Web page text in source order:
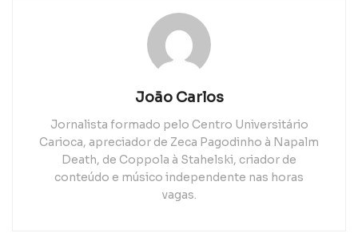
João Carlos
Jornalista formado pelo Centro Universitário
Carioca, apreciador de Zeca Pagodinho à Napalm
Death, de Coppola à Stahelski, criador de
conteúdo e músico independente nas horas
vagas.